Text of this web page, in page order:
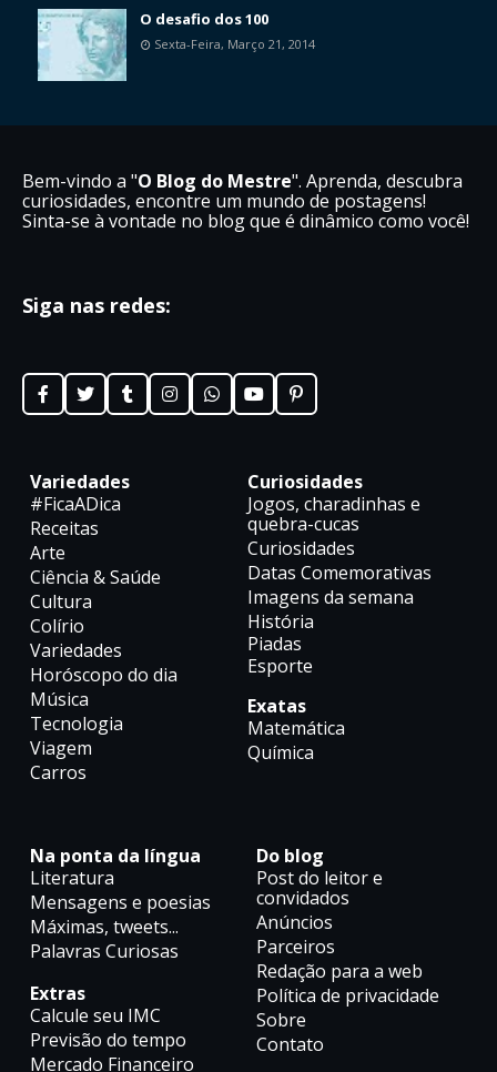
O desafio dos 100
Sexta-Feira, Março 21, 2014
Bem-vindo a "O Blog do Mestre". Aprenda, descubra
curiosidades, encontre um mundo de postagens!
Sinta-se à vontade no blog que é dinâmico como você!
Siga nas redes:
Variedades
#FicaADica
Receitas
Arte
Ciência & Saúde
Cultura
Colírio
Variedades
Horóscopo do dia
Música
Tecnologia
Viagem
Carros
Curiosidades
Jogos, charadinhas e
quebra-cucas
Curiosidades
Datas Comemorativas
Imagens da semana
História
Piadas
Esporte
Exatas
Matemática
Química
Na ponta da língua
Literatura
Mensagens e poesias
Máximas, tweets...
Palavras Curiosas
Extras
Calcule seu IMC
Previsão do tempo
Mercado Financeiro
Do blog
Post do leitor e
convidados
Anúncios
Parceiros
Redação para a web
Política de privacidade
Sobre
Contato